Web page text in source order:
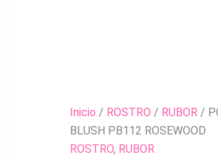
Inicio / ROSTRO / RUBOR/
BLUSH PB112 ROSEWOOD
ROSTRO, RUBOR